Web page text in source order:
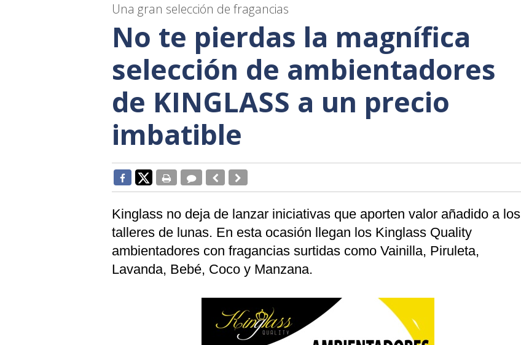
Una gran selección de fragancias
No te pierdas la magnífica
selección de ambientadores
de KINGLASS a un precio
imbatible
Kinglass no deja de lanzar iniciativas que aporten valor añadido a los
talleres de lunas. En esta ocasión llegan los Kinglass Quality
ambientadores con fragancias surtidas como Vainilla, Piruleta,
Lavanda, Bebé, Coco y Manzana.